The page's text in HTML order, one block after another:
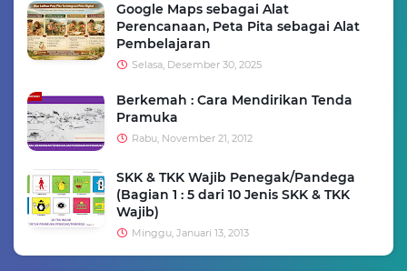
Google Maps sebagai Alat
Perencanaan, Peta Pita sebagai Alat
Pembelajaran
Selasa, Desember 30, 2025
Berkemah : Cara Mendirikan Tenda
Pramuka
Rabu, November 21, 2012
SKK & TKK Wajib Penegak/Pandega
(Bagian 1 : 5 dari 10 Jenis SKK & TKK
Wajib)
Minggu, Januari 13, 2013